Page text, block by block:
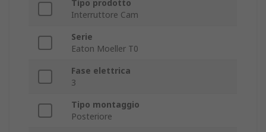
Tipo prodotto
Interruttore Cam
Serie
Eaton Moeller T0
Fase elettrica
3
Tipo montaggio
Posteriore